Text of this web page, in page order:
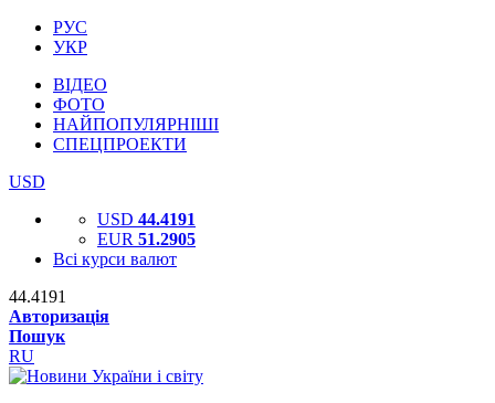
РУС
УКР
ВІДЕО
ФОТО
НАЙПОПУЛЯРНІШІ
СПЕЦПРОЕКТИ
USD
USD 44.4191
EUR 51.2905
Всі курси валют
44.4191
Авторизація
Пошук
RU